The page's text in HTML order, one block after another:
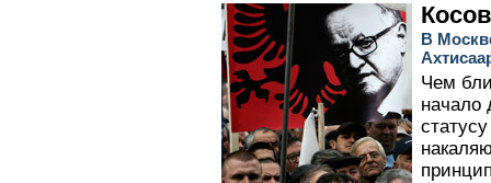
В
Чем
начало